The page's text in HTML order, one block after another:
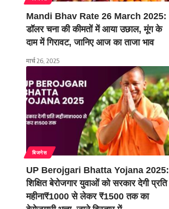
Mandi Bhav Rate 26 March 2025:
डॉलर चना की कीमतों में आया उछाल, मूंग के
दाम में गिरावट, जानिए आज का ताजा भाव
मार्च 26, 2025
बिजनेस
UP Berojgari Bhatta Yojana 2025:
शिक्षित बेरोजगार युवाओं को सरकार देगी प्रति
महीना₹1000 से लेकर ₹1500 तक का